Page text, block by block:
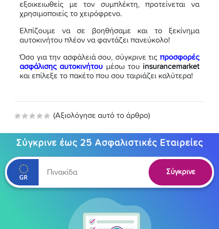
εξοικειωθείς με τον συμπλέκτη, προτείνεται να
χρησιμοποιείς το χειρόφρενο.
Ελπίζουμε να σε βοηθήσαμε και το ξεκίνημα
αυτοκινήτου πλέον να φαντάζει πανεύκολο!
Όσο για την ασφάλειά σου, σύγκρινε τις προσφορές
ασφάλισης αυτοκινήτου μέσω του insurancemarket
και επίλεξε το πακέτο που σου ταιριάζει καλύτερα!
(Αξιολόγησε αυτό το άρθρο)
Σύγκρινε έως 25 Ασφαλιστικές Εταιρείες
Σύγκρινε